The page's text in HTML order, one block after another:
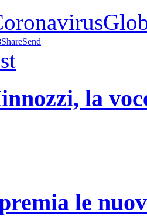
ShareSend
la
le